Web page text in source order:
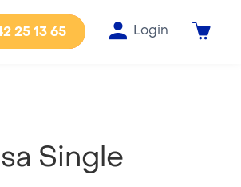
25 13 65 Login
Single